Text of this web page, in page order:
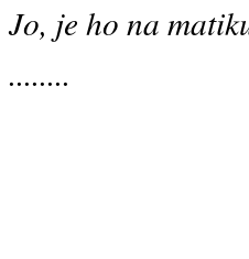
Jo, je ho na
........